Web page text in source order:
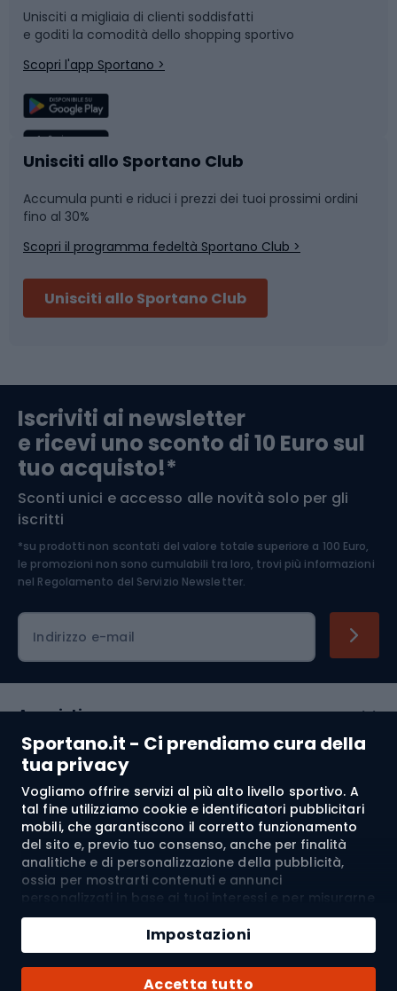
Sportano.it - Ci prendiamo cura della
tua privacy
Vogliamo offrire servizi al più alto livello sportivo. A
tal fine utilizziamo cookie e identificatori pubblicitari
mobili, che garantiscono il corretto funzionamento
del sito e, previo tuo consenso, anche per finalità
analitiche e di personalizzazione della pubblicità,
ossia per mostrarti contenuti e annunci
personalizzati in base ai tuoi interessi e per misurarne
l’efficacia. I cookie e gli identificatori pubblicitari
mobili possono essere utilizzati sia per attività
pubblicitarie personalizzate sia non personalizzate, a
seconda dei consensi da te espressi. Se clicchi su
“Accetta tutto”, acconsenti al trattamento dei tuoi
Accetta tutto
Impostazioni
Quantità
Aggiungi al carrello
Acquista con
Corsa
Sport di squadra
Caschi da ciclismo
Skitouring
Abbigliamento da escursionismo
Snowboard
Camminata nordica
Nuoto
Pattinaggio
Componenti per biciclette
Arrampicata
Medicina dello sport
Abbigliamento ciclistico
Unisciti a migliaia di clienti soddisfatti
e goditi la comodità dello shopping sportivo
Scopri l'app Sportano >
Unisciti allo Sportano Club
Accumula punti e riduci i prezzi dei tuoi prossimi ordini
fino al 30%
Scopri il programma fedeltà Sportano Club >
Unisciti allo Sportano Club
Iscriviti ai newsletter
e ricevi uno sconto di 10 Euro sul
tuo acquisto!*
Sconti unici e accesso alle novità solo per gli
iscritti
*su prodotti non scontati del valore totale superiore a 100 Euro,
le promozioni non sono cumulabili tra loro, trovi più informazioni
nel Regolamento del Servizio Newsletter.
Indirizzo e-mail
Acquisti
Servizio clienti
Regolamento
Chi siamo
© 2026 Sportano